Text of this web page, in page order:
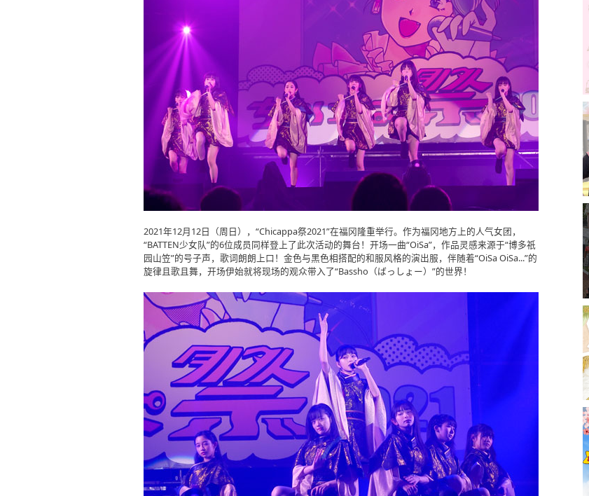
2021年12月12日（周日），“Chicappa祭2021”在福冈隆重举行。作为福冈地方上的人气女团，
“BATTEN少女队”的6位成员同样登上了此次活动的舞台！开场一曲“OiSa”，作品灵感来源于“博多祇
园山笠”的号子声，歌词朗朗上口！金色与黑色相搭配的和服风格的演出服，伴随着“OiSa OiSa...”的
旋律且歌且舞，开场伊始就将现场的观众带入了“Bassho（ばっしょー）”的世界！